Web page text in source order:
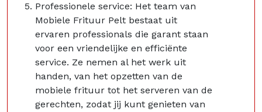
Professionele service: Het team van
Mobiele Frituur Pelt bestaat uit
ervaren professionals die garant staan
voor een vriendelijke en efficiënte
service. Ze nemen al het werk uit
handen, van het opzetten van de
mobiele frituur tot het serveren van de
gerechten, zodat jij kunt genieten van